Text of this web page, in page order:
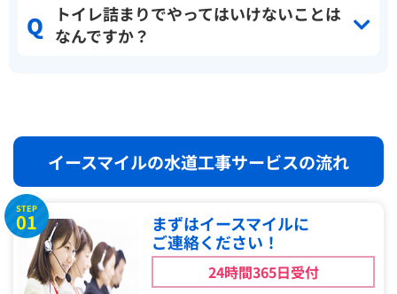
トイレ詰まりでやってはいけないことは
なんですか？
イースマイルの水道工事サービスの流れ
STEP
01
まずはイースマイルに
ご連絡ください！
24時間365日受付